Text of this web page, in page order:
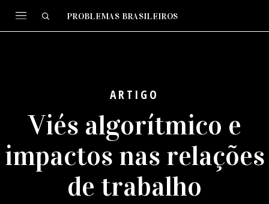
PROBLEMAS BRASILEIROS
ARTIGO
Viés algorítmico e
impactos nas relações
de trabalho